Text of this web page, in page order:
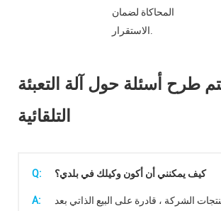
المحاكاة لضمان
الاستقرار.
طرح أسئلة حول آلة التعبئة
التلقائية
Q:
كيف يمكنني أن أكون وكيلك في بلدي؟
A:
الشركة ، قادرة على البيع الذاتي بعد